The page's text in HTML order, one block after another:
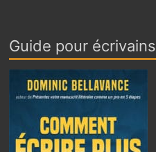
Guide pour écrivains